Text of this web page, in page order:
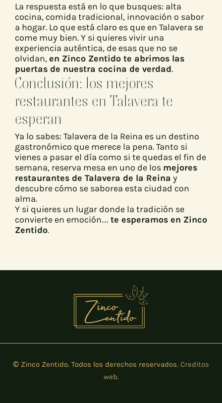
La respuesta está en lo que busques: alta
cocina, comida tradicional, innovación o sabor
a hogar. Lo que está claro es que en Talavera se
come muy bien. Y si quieres vivir una
experiencia auténtica, de esas que no se
olvidan,en Zinco Zentido te abrimos las
puertas de nuestra cocina de verdad.
Conclusión: los mejores
restaurantes en Talavera te
esperan
Ya lo sabes: Talavera de la Reina es un destino
gastronómico que merece la pena. Tanto si
vienes a pasar el día como si te quedas el fin de
semana, reserva mesa en uno de los mejores
restaurantes de Talavera de la Reina y
descubre cómo se saborea esta ciudad con
alma.
Y si quieres un lugar donde la tradición se
convierte en emoción… te esperamos en Zinco
Zentido.
© Zinco Zentido. Todos los derechos reservados. Creditos
web.